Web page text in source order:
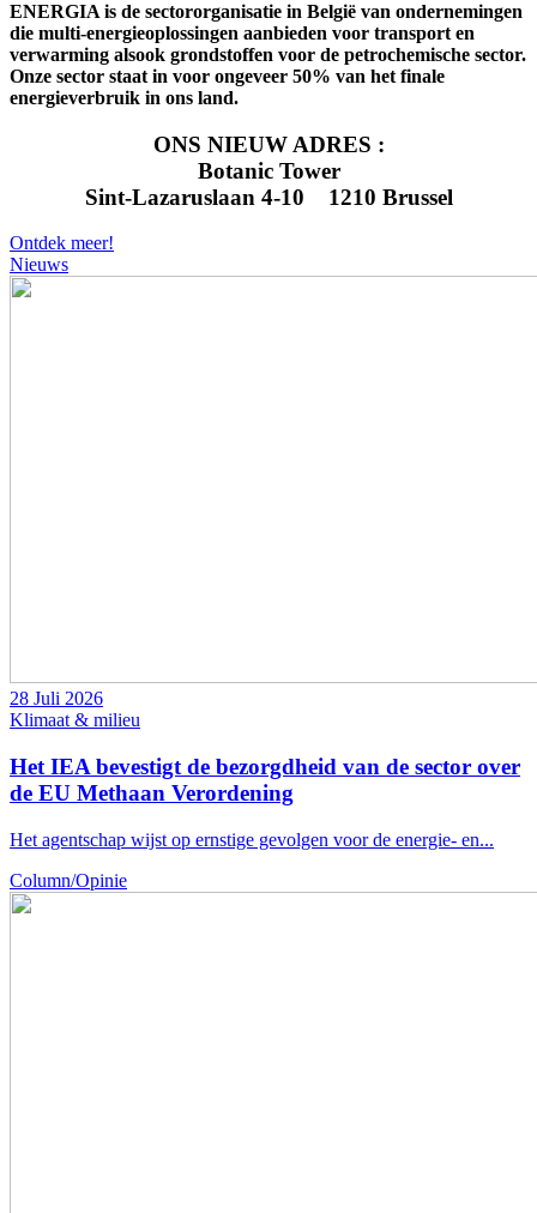
ENERGIA is de sectororganisatie in België van ondernemingen
die multi-energieoplossingen aanbieden voor transport en
verwarming alsook grondstoffen voor de petrochemische sector.
Onze sector staat in voor ongeveer 50% van het finale
energieverbruik in ons land.
ONS NIEUW ADRES :
Botanic Tower
Sint-Lazaruslaan 4-10 1210 Brussel
Ontdek meer!
Nieuws
28 Juli 2026
Klimaat & milieu
Het IEA bevestigt de bezorgdheid van de sector over
de EU Methaan Verordening
Het agentschap wijst op ernstige gevolgen voor de energie- en...
Column/Opinie